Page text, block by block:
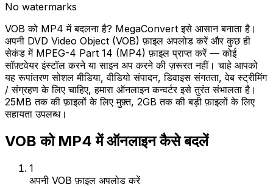
No watermarks
VOB को MP4 में बदलना है? MegaConvert इसे आसान बनाता है।
अपनी DVD Video Object (VOB) फ़ाइल अपलोड करें और कुछ ही
सेकंड में MPEG-4 Part 14 (MP4) फ़ाइल प्राप्त करें — कोई
सॉफ़्टवेयर इंस्टॉल करने या साइन अप करने की ज़रूरत नहीं। चाहे आपको
यह रूपांतरण सोशल मीडिया, वीडियो संपादन, डिवाइस संगतता, वेब स्ट्रीमिंग
/ संग्रहण के लिए चाहिए, हमारा ऑनलाइन कन्वर्टर इसे तुरंत संभालता है।
25MB तक की फ़ाइलों के लिए मुफ़्त, 2GB तक की बड़ी फ़ाइलों के लिए
सहायता उपलब्ध।
VOB को MP4 में ऑनलाइन कैसे बदलें
1
अपनी VOB फ़ाइल अपलोड करें